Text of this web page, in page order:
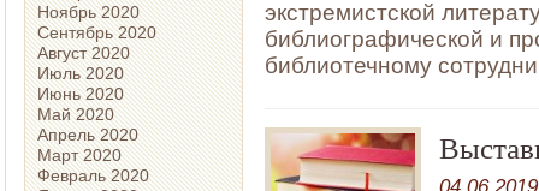
Ноябрь 2020
Сентябрь 2020
Август 2020
Июль 2020
Июнь 2020
Май 2020
Апрель 2020
Март 2020
Февраль 2020
экстремистской
библиографической и
библиотечному
04.06.2019